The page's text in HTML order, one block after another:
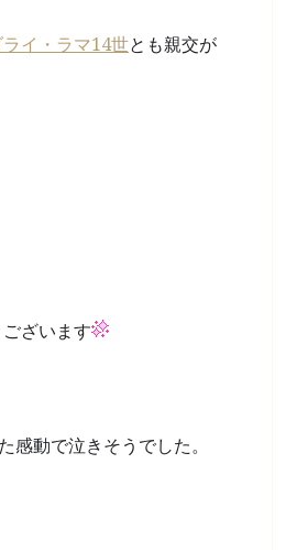
ライ・ラマ14世とも親交が
ざいます
動で泣きそうでした。